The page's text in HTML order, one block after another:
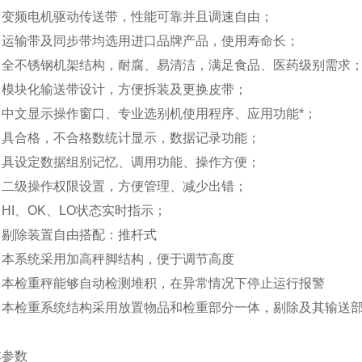
变频电机驱动传送带，性能可靠并且调速自由；
运输带及同步带均选用进口品牌产品，使用寿命长；
全不锈钢机架结构，耐腐、易清洁，满足食品、医药级别需求；
模块化输送带设计，方便拆装及更换皮带；
中文显示操作窗口、专业选别机使用程序、应用功能*；
具合格，不合格数统计显示，数据记录功能；
具设定数据组别记忆、调用功能、操作方便；
二级操作权限设置，方便管理、减少出错；
HI、OK、LO状态实时指示；
剔除装置自由搭配：推杆式
本系统采用 加高秤脚结构，便于调节高度
本检重秤能够自动检测堆积，在异常情况下停止运行报警
本检重系统结构采用放置物品和检重部分一体，剔除及其输送
数